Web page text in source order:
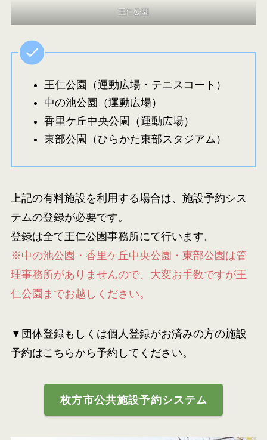
王仁公園
王仁公園（運動広場・テニスコート）
中の池公園（運動広場）
香里ケ丘中央公園（運動広場）
東部公園（ひらかた東部スタジアム）
上記の有料施設を利用する場合は、施設予約シス
テムの登録が必要です。
登録は全て王仁公園事務所にて行います。
※中の池公園・香里ケ丘中央公園・東部公園は管
理事務所がありませんので、大変お手数ですが王
仁公園までお越しください。
▼ 団体登録もしくは個人登録がお済みの方の施設
予約はこちらから予約してください。
枚方市公共施設予約システム